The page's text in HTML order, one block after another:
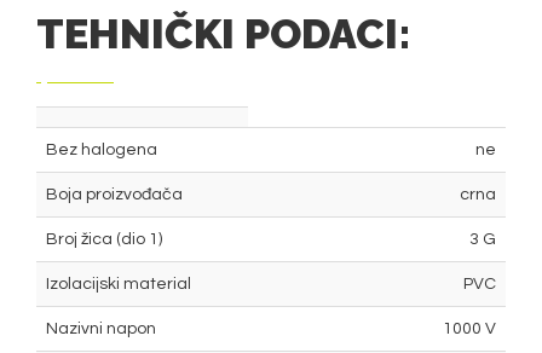
TEHNIČKI PODACI:
Bez halogena ne
Boja proizvođača crna
Broj žica (dio 1) 3 G
Izolacijski material PVC
Nazivni napon 1000 V